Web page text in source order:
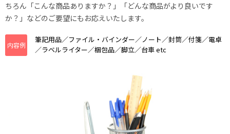
ちろん「こんな商品ありますか？」「どんな商品がより良いです
か？」などのご要望にもお応えいたします。
内容例
筆記用品／ファイル・バインダー／ノート／封筒／付箋／電卓
／ラベルライター／梱包品／脚立／台車 etc